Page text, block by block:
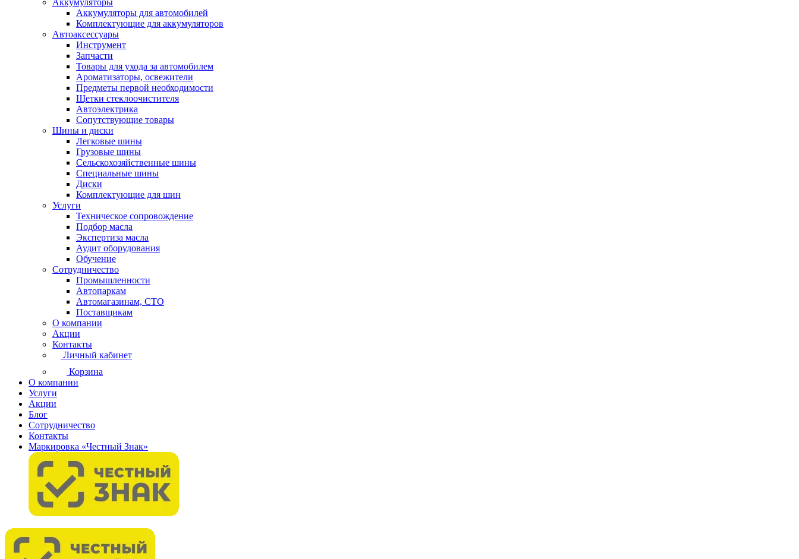
Аккумуляторы
Аккумуляторы для автомобилей
Комплектующие для аккумуляторов
Автоаксессуары
Инструмент
Запчасти
Товары для ухода за автомобилем
Ароматизаторы, освежители
Предметы первой необходимости
Щетки стеклоочистителя
Автоэлектрика
Сопутствующие товары
Шины и диски
Легковые шины
Грузовые шины
Сельскохозяйственные шины
Специальные шины
Диски
Комплектующие для шин
Услуги
Техническое сопровождение
Подбор масла
Экспертиза масла
Аудит оборудования
Обучение
Сотрудничество
Промышленности
Автопаркам
Автомагазинам, СТО
Поставщикам
О компании
Акции
Контакты
Личный кабинет
Корзина
О компании
Услуги
Акции
Блог
Сотрудничество
Контакты
Маркировка «Честный Знак»